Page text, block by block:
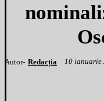
Autor- Redacția 10 ianuarie